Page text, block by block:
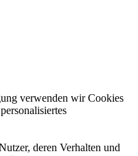
verwenden wir Cookies
deren Verhalten und